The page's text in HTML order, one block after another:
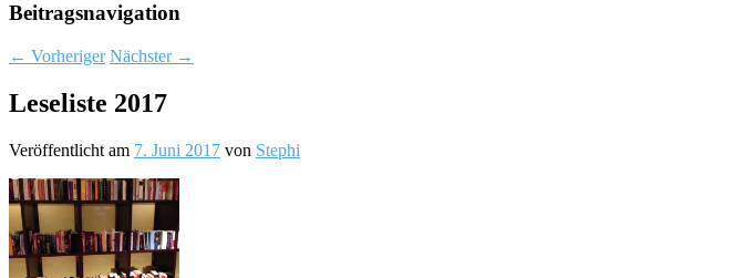
Beitragsnavigation
← Vorheriger Nächster →
Leseliste 2017
Veröffentlicht am 7. Juni 2017 von Stephi